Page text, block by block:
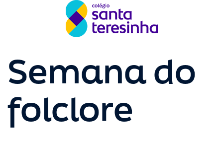
Semana do
folclore